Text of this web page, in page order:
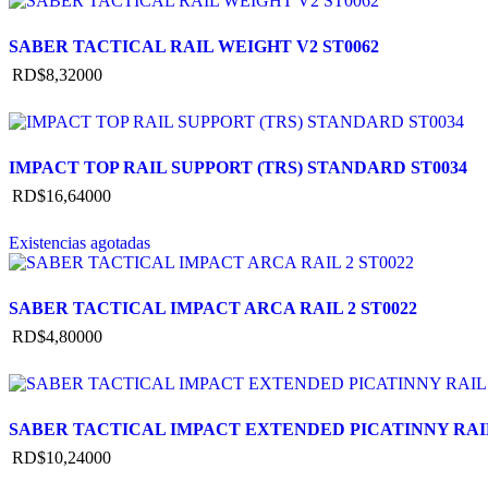
SABER TACTICAL RAIL WEIGHT V2 ST0062
RD$8,32000
IMPACT TOP RAIL SUPPORT (TRS) STANDARD ST0034
RD$16,64000
Existencias agotadas
SABER TACTICAL IMPACT ARCA RAIL 2 ST0022
RD$4,80000
SABER TACTICAL IMPACT EXTENDED PICATINNY
RD$10,24000